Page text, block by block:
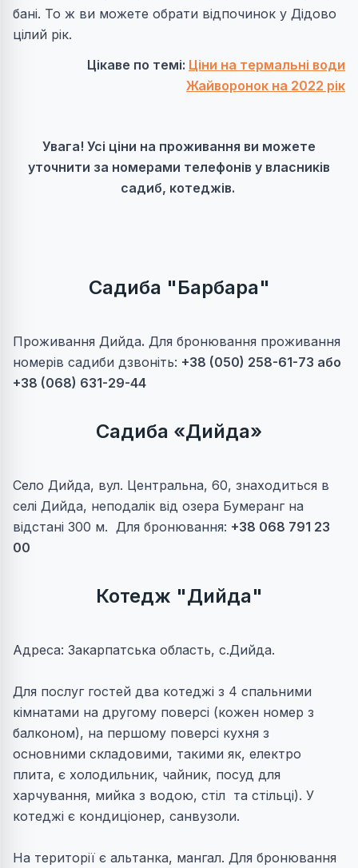
бані. То ж ви можете обрати відпочинок у Дідово
цілий рік.
Цікаве по темі: Ціни на термальні води
Жайворонок на 2022 рік
Увага! Усі ціни на проживання ви можете
уточнити за номерами телефонів у власників
садиб, котеджів.
Садиба "Барбара"
Проживання Дийда. Для бронювання проживання
номерів садиби дзвоніть: +38 (050) 258-61-73 або
+38 (068) 631-29-44
Садиба «Дийда»
Село Дийда, вул. Центральна, 60, знаходиться в
селі Дийда, неподалік від озера Бумеранг на
відстані 300 м. Для бронювання: +38 068 791 23
00
Котедж "Дийда"
Адреса: Закарпатська область, с.Дийда.
Для послуг гостей два котеджі з 4 спальними
кімнатами на другому поверсі (кожен номер з
балконом), на першому поверсі кухня з
основними складовими, такими як, електро
плита, є холодильник, чайник, посуд для
харчування, мийка з водою, стіл та стільці). У
котеджі є кондиціонер, санвузоли.
На території є альтанка, мангал. Для бронювання